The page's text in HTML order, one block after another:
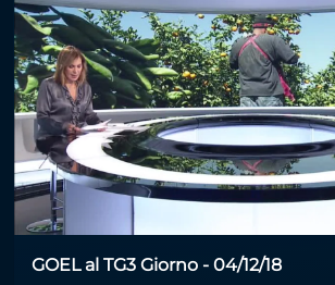
GOEL al TG3 Giorno - 04/12/18